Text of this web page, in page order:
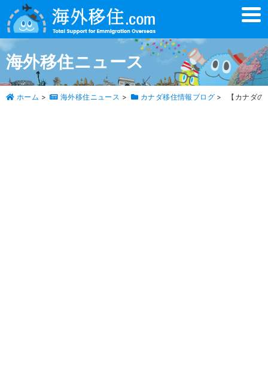
t
o
g
e
n
a
v
i
海外移住ニュース
ホーム > 海外移住ニュース > カナダ移住情報ブログ > 【カナダ